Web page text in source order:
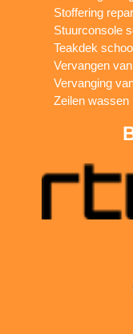
Stoffering
Stuurconsole
Teakdek
Vervangen
Vervanging
Zeilen wassen